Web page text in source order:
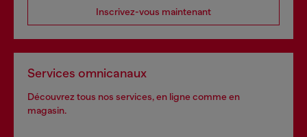
Inscrivez-vous maintenant
Services omnicanaux
Découvrez tous nos services, en ligne comme en
magasin.